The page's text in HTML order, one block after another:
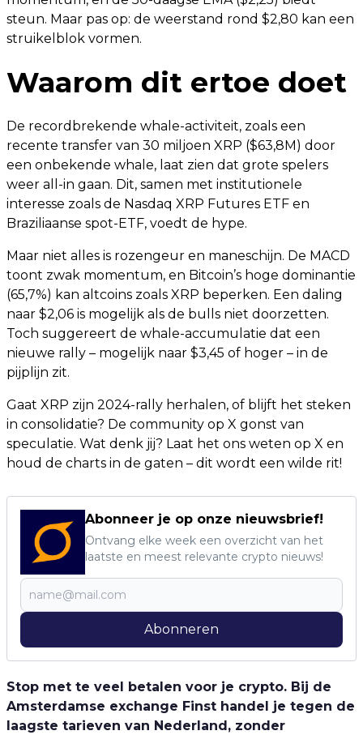
steun. Maar pas op: de weerstand rond $2,80 kan een
struikelblok vormen.
Waarom dit ertoe doet
De recordbrekende whale-activiteit, zoals een
recente transfer van 30 miljoen XRP ($63,8M) door
een onbekende whale, laat zien dat grote spelers
weer all-in gaan. Dit, samen met institutionele
interesse zoals de Nasdaq XRP Futures ETF en
Braziliaanse spot-ETF, voedt de hype.
Maar niet alles is rozengeur en maneschijn. De MACD
toont zwak momentum, en Bitcoin’s hoge dominantie
(65,7%) kan altcoins zoals XRP beperken. Een daling
naar $2,06 is mogelijk als de bulls niet doorzetten.
Toch suggereert de whale-accumulatie dat een
nieuwe rally – mogelijk naar $3,45 of hoger – in de
pijplijn zit.
Gaat XRP zijn 2024-rally herhalen, of blijft het steken
in consolidatie? De community op X gonst van
speculatie. Wat denk jij? Laat het ons weten op X en
houd de charts in de gaten – dit wordt een wilde rit!
Abonneer je op onze nieuwsbrief!
Ontvang elke week een overzicht van het
laatste en meest relevante crypto nieuws!
Abonneren
Stop met te veel betalen voor je crypto. Bij de
Amsterdamse exchange Finst handel je tegen de
laagste tarieven van Nederland, zonder